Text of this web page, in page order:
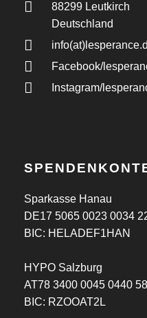
88299 Leutkirch
Deutschland
Facebook/
Instagram/
Sparkasse Hanau
DE17 5065 0023 0034
BIC: HELADEF1HAN
HYPO Salzburg
AT78 3400 0045 0440
BIC: RZOOAT2L